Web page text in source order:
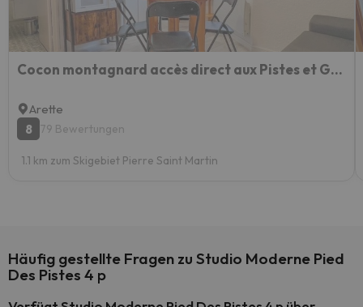
Cocon montagnard accès direct aux Pistes et GR10
Arette
8
79 Bewertungen
1.1 km zum Skigebiet Pierre Saint Martin
Häufig gestellte Fragen zu Studio Moderne Pied
Des Pistes 4 p